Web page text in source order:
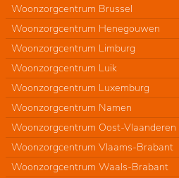
Woonzorgcentrum Brussel
Woonzorgcentrum Henegouwen
Woonzorgcentrum Limburg
Woonzorgcentrum Luik
Woonzorgcentrum Luxemburg
Woonzorgcentrum Namen
Woonzorgcentrum Oost-Vlaanderen
Woonzorgcentrum Vlaams-Brabant
Woonzorgcentrum Waals-Brabant